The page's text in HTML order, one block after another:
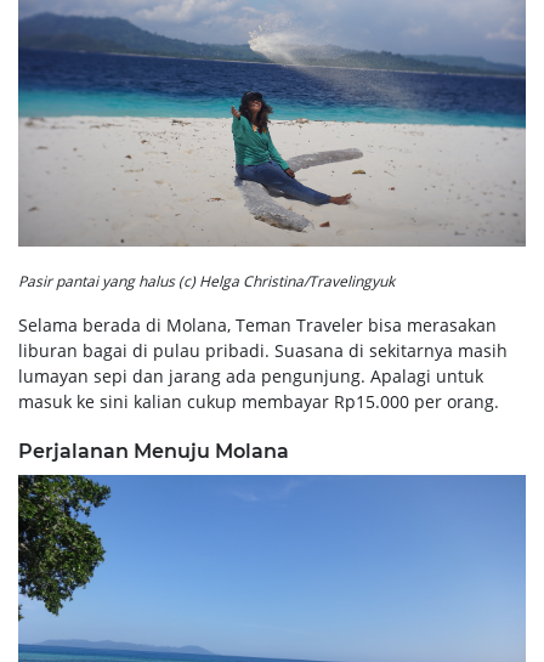
Pasir pantai yang halus (c) Helga Christina/Travelingyuk
Selama berada di Molana, Teman Traveler bisa merasakan
liburan bagai di pulau pribadi. Suasana di sekitarnya masih
lumayan sepi dan jarang ada pengunjung. Apalagi untuk
masuk ke sini kalian cukup membayar Rp15.000 per orang.
Perjalanan Menuju Molana